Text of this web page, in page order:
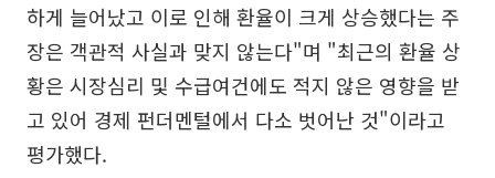
하게 늘어났고 이로 인해 환율이 크게 상승했다는 주
장은 객관적 사실과 맞지 않는다"며 "최근의 환율 상
황은 시장심리 및 수급여건에도 적지 않은 영향을 받
고 있어 경제 펀더멘털에서 다소 벗어난 것"이라고
평가했다.